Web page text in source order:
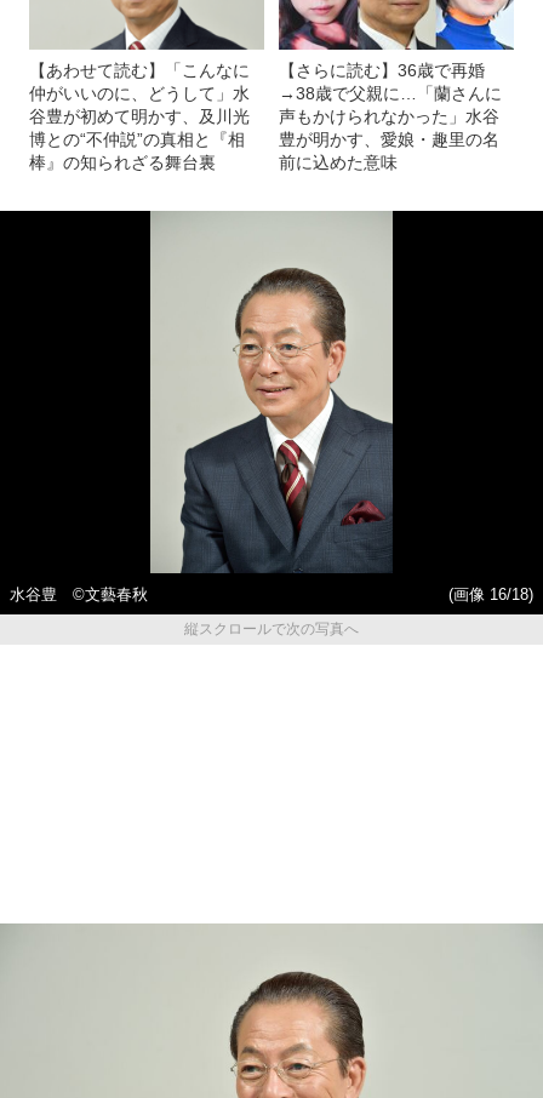
【あわせて読む】「こんなに
仲がいいのに、どうして」水
谷豊が初めて明かす、及川光
博との“不仲説”の真相と『相
棒』の知られざる舞台裏
【さらに読む】36歳で再婚
→38歳で父親に…「蘭さんに
声もかけられなかった」水谷
豊が明かす、愛娘・趣里の名
前に込めた意味
水谷豊 ©︎文藝春秋
(画像 16/18)
縦スクロールで次の写真へ